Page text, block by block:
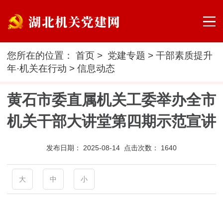
您所在的位置：首页 > 党建专题 >干部素质提升
年·机关在行动 >信息动态
黄石市委直属机关工委举办全市
机关干部大讲堂第四期示范宣讲
发布日期： 2025-08-14 点击次数： 1640
大 中 小